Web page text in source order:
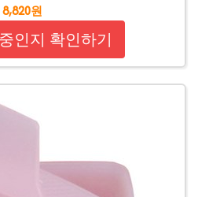
8,820원
인지 확인하기